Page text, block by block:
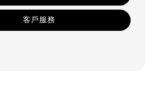
客戶服務